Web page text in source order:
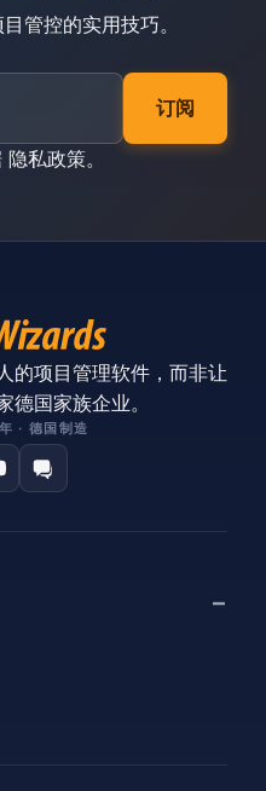
管控的实用技巧。
订阅
隐私政策。
的项目管理软件，而非让
德国家族企业。
· 德国制造